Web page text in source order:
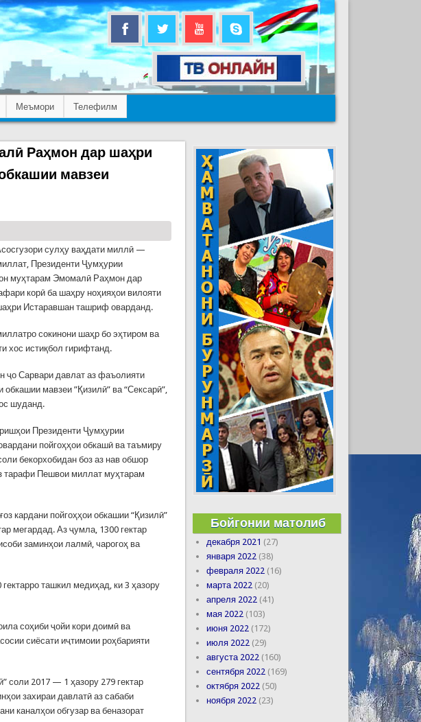
Меъмори Телефилм
Раҳмон дар шаҳри
мавзеи
сулҳу ваҳдати миллӣ —
Президенти Ҷумҳурии
муҳтарам Эмомалӣ Раҳмон дар
корӣ ба шаҳру ноҳияҳои вилояти
Истаравшан ташриф оварданд.
сокинони шаҳр бо эҳтиром ва
хос истиқбол гирифтанд.
ҷо Сарвари давлат аз фаъолияти
обкашии мавзеи ”Қизилӣ” ва “Сексарӣ”,
шуданд.
Президенти Ҷумҳурии
пойгоҳҳои обкашӣ ва таъмиру
бекорхобидан боз аз нав обшор
тарафи Пешвои миллат муҳтарам
кардани пойгоҳҳои обкашии “Қизилӣ”
мегардад. Аз ҷумла, 1300 гектар
заминҳои лалмӣ, чарогоҳ ва
ташкил медиҳад, ки 3 ҳазору
соҳиби ҷойи кори доимӣ ва
сиёсати иҷтимоии роҳбарияти
соли 2017 — 1 ҳазору 279 гектар
захираи давлатӣ аз сабаби
каналҳои обгузар ва беназорат
Бойгонии матолиб
декабря 2021 (27)
января 2022 (38)
февраля 2022 (16)
марта 2022 (20)
апреля 2022 (41)
мая 2022 (103)
июня 2022 (172)
июля 2022 (29)
августа 2022 (160)
сентября 2022 (169)
октября 2022 (50)
ноября 2022 (23)